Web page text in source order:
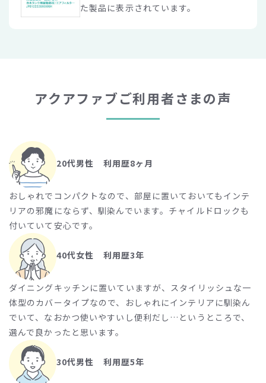
た製品に表示されています。
アクアファブご利用者さまの声
20代男性 利用歴8ヶ月
おしゃれでコンパクトなので、部屋に置いておいてもインテ
リアの邪魔にならず、馴染んでいます。チャイルドロックも
付いていて安心です。
40代女性 利用歴3年
ダイニングキッチンに置いていますが、スタイリッシュな一
体型のカバータイプなので、おしゃれにインテリアに馴染ん
でいて、なおかつ使いやすいし便利だし…というところで、
選んで良かったと思います。
30代男性 利用歴5年